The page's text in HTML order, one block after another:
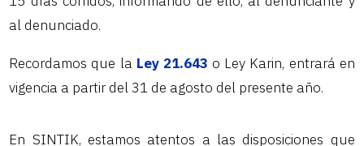
al denunciado.
Recordamos que la Ley 21.643 o Ley Karin, entrará en
vigencia a partir del 31 de agosto del presente año.
En SINTIK, estamos atentos a las disposiciones que